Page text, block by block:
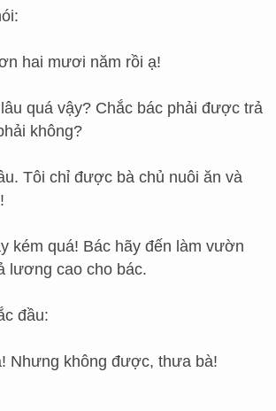
hai mươi năm rồi ạ!
quá vậy? Chắc bác phải được trả
không?
Tôi chỉ được bà chủ nuôi ăn và
kém quá! Bác hãy đến làm vườn
lương cao cho bác.
đầu:
Nhưng không được, thưa bà!